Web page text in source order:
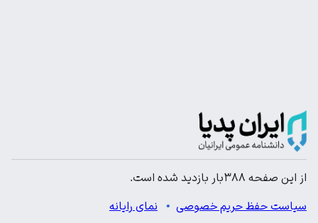
از این صفحه ۳۸۸بار بازدید شده است.
سیاست حفظ حریم خصوصی نمای رایانه